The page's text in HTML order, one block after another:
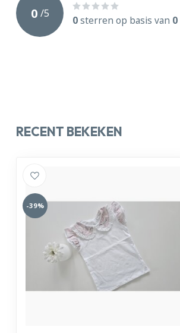
0 /5
0sterren op basis van 0
RECENT BEKEKEN
-39%